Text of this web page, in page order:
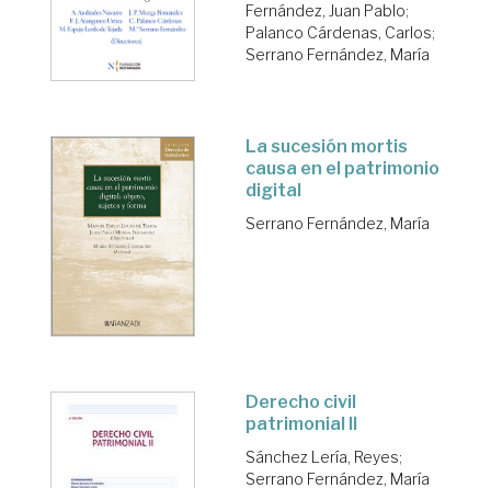
Fernández, Juan Pablo;
Palanco Cárdenas, Carlos;
Serrano Fernández, María
La sucesión mortis
causa en el patrimonio
digital
Serrano Fernández, María
Derecho civil
patrimonial II
Sánchez Lería, Reyes;
Serrano Fernández, María